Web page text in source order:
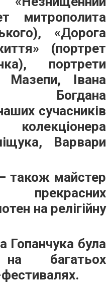
митрополита
«Дорога
(портрет
портрети
Мазепи, Івана
Богдана
сучасників
Варвари
також майстер
на релігійну
Гопанчука була
на багатьох